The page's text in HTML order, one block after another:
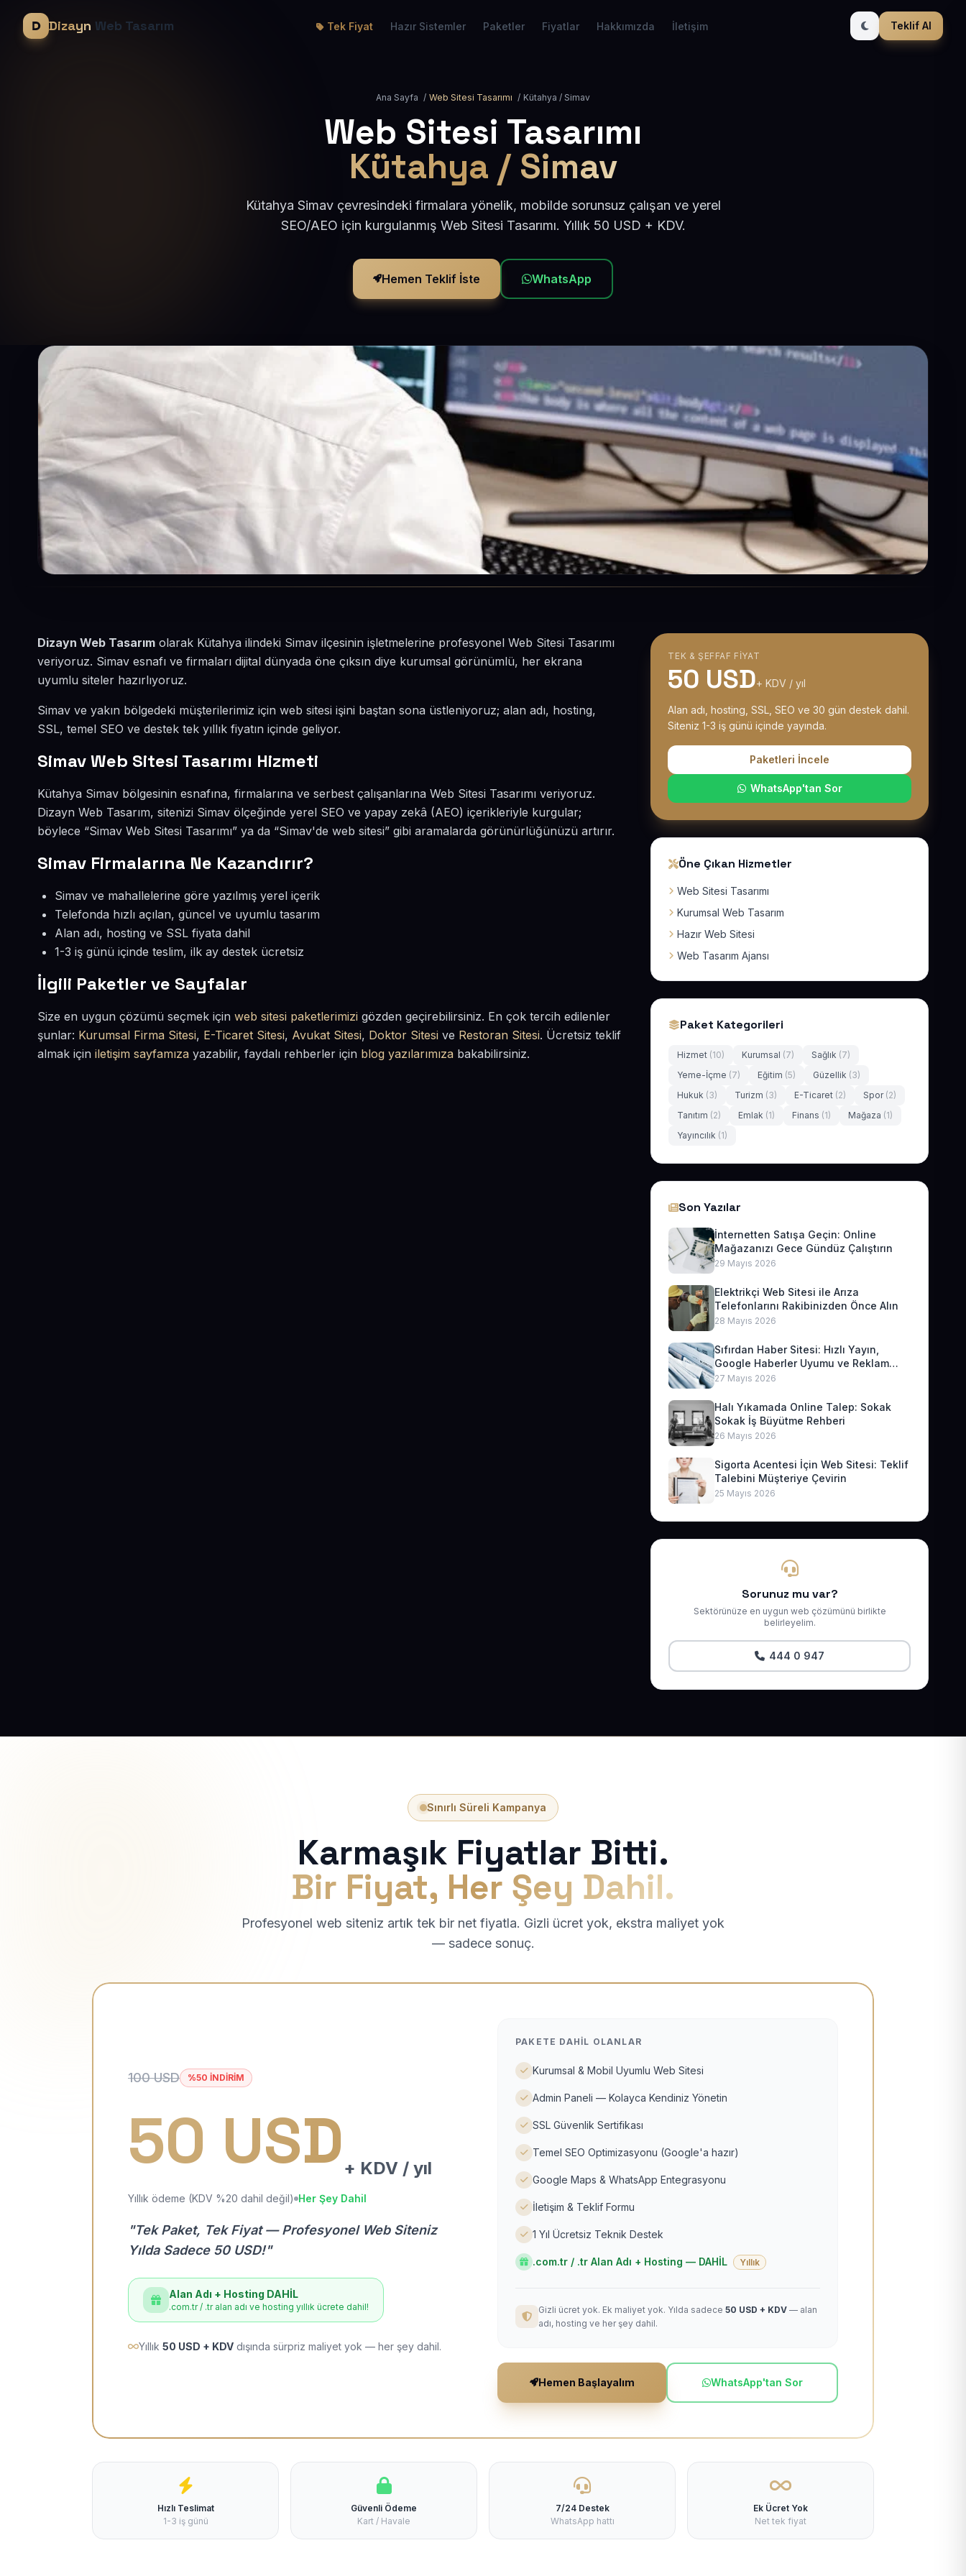
Dizayn Web Tasarım Tek Fiyat Hazır Sistemler Paketler Fiyatlar Hakkımızda İletişim Teklif Al
Ana Sayfa / Web Sitesi Tasarımı / Kütahya / Simav
Web Sitesi Tasarımı
Kütahya / Simav
Kütahya Simav çevresindeki firmalara yönelik, mobilde sorunsuz çalışan ve yerel
SEO/AEO için kurgulanmış Web Sitesi Tasarımı. Yıllık 50 USD + KDV.
Hemen Teklif İste WhatsApp
Dizayn Web Tasarım olarak Kütahya ilindeki Simav ilçesinin işletmelerine profesyonel Web Sitesi Tasarımı
veriyoruz. Simav esnafı ve firmaları dijital dünyada öne çıksın diye kurumsal görünümlü, her ekrana
uyumlu siteler hazırlıyoruz.
Simav ve yakın bölgedeki müşterilerimiz için web sitesi işini baştan sona üstleniyoruz; alan adı, hosting,
SSL, temel SEO ve destek tek yıllık fiyatın içinde geliyor.
Simav Web Sitesi Tasarımı Hizmeti
Kütahya Simav bölgesinin esnafına, firmalarına ve serbest çalışanlarına Web Sitesi Tasarımı veriyoruz.
Dizayn Web Tasarım, sitenizi Simav ölçeğinde yerel SEO ve yapay zekâ (AEO) içerikleriyle kurgular;
böylece “Simav Web Sitesi Tasarımı” ya da “Simav'de web sitesi” gibi aramalarda görünürlüğünüzü artırır.
Simav Firmalarına Ne Kazandırır?
Simav ve mahallelerine göre yazılmış yerel içerik
Telefonda hızlı açılan, güncel ve uyumlu tasarım
Alan adı, hosting ve SSL fiyata dahil
1-3 iş günü içinde teslim, ilk ay destek ücretsiz
İlgili Paketler ve Sayfalar
Size en uygun çözümü seçmek için web sitesi paketlerimizi gözden geçirebilirsiniz. En çok tercih edilenler
şunlar: Kurumsal Firma Sitesi, E-Ticaret Sitesi, Avukat Sitesi, Doktor Sitesi ve Restoran Sitesi. Ücretsiz teklif
almak için iletişim sayfamıza yazabilir, faydalı rehberler için blog yazılarımıza bakabilirsiniz.
TEK & ŞEFFAF FIYAT
50 USD+ KDV / yıl
Alan adı, hosting, SSL, SEO ve 30 gün destek dahil.
Siteniz 1-3 iş günü içinde yayında.
Paketleri İncele
WhatsApp'tan Sor
Öne Çıkan Hizmetler
Web Sitesi Tasarımı
Kurumsal Web Tasarım
Hazır Web Sitesi
Web Tasarım Ajansı
Paket Kategorileri
Hizmet (10) Kurumsal (7) Sağlık (7)
Yeme-İçme (7) Eğitim (5) Güzellik (3)
Hukuk (3) Turizm (3) E-Ticaret (2) Spor (2)
Tanıtım (2) Emlak (1) Finans (1) Mağaza (1)
Yayıncılık (1)
Son Yazılar
İnternetten Satışa Geçin: Online
Mağazanızı Gece Gündüz Çalıştırın
29 Mayıs 2026
Elektrikçi Web Sitesi ile Arıza
Telefonlarını Rakibinizden Önce Alın
28 Mayıs 2026
Sıfırdan Haber Sitesi: Hızlı Yayın,
Google Haberler Uyumu ve Reklam
Geliri
27 Mayıs 2026
Halı Yıkamada Online Talep: Sokak
Sokak İş Büyütme Rehberi
26 Mayıs 2026
Sigorta Acentesi İçin Web Sitesi: Teklif
Talebini Müşteriye Çevirin
25 Mayıs 2026
Sorunuz mu var?
Sektörünüze en uygun web çözümünü birlikte
belirleyelim.
444 0 947
Sınırlı Süreli Kampanya
Karmaşık Fiyatlar Bitti.
Bir Fiyat, Her Şey Dahil.
Profesyonel web siteniz artık tek bir net fiyatla. Gizli ücret yok, ekstra maliyet yok
— sadece sonuç.
100 USD %50 İNDİRİM
50 USD + KDV / yıl
Yıllık ödeme (KDV %20 dahil değil) Her Şey Dahil
"Tek Paket, Tek Fiyat — Profesyonel Web Siteniz
Yılda Sadece 50 USD!"
Alan Adı + Hosting DAHİL
.com.tr / .tr alan adı ve hosting yıllık ücrete dahil!
Yıllık 50 USD + KDV dışında sürpriz maliyet yok — her şey dahil.
PAKETE DAHIL OLANLAR
Kurumsal & Mobil Uyumlu Web Sitesi
Admin Paneli — Kolayca Kendiniz Yönetin
SSL Güvenlik Sertifikası
Temel SEO Optimizasyonu (Google'a hazır)
Google Maps & WhatsApp Entegrasyonu
İletişim & Teklif Formu
1 Yıl Ücretsiz Teknik Destek
.com.tr / .tr Alan Adı + Hosting — DAHİL Yıllık
Gizli ücret yok. Ek maliyet yok. Yılda sadece 50 USD + KDV — alan
adı, hosting ve her şey dahil.
Hemen Başlayalım WhatsApp'tan Sor
Hızlı Teslimat
1-3 iş günü
Güvenli Ödeme
Kart / Havale
7/24 Destek
WhatsApp hattı
Ek Ücret Yok
Net tek fiyat